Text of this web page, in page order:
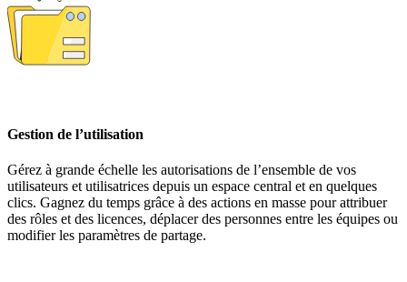
Gestion de l’utilisation
Gérez à grande échelle les autorisations de l’ensemble de vos
utilisateurs et utilisatrices depuis un espace central et en quelques
clics. Gagnez du temps grâce à des actions en masse pour attribuer
des rôles et des licences, déplacer des personnes entre les équipes ou
modifier les paramètres de partage.